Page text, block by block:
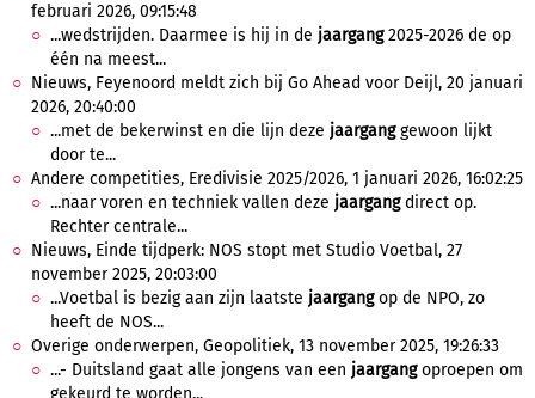
februari 2026, 09:15:48
...wedstrijden. Daarmee is hij in de jaargang2025-2026 de op
één na meest...
Nieuws, Feyenoord meldt zich bij Go Ahead voor Deijl, 20 januari
2026, 20:40:00
...met de bekerwinst en die lijn deze jaarganggewoon lijkt
door te...
Andere competities, Eredivisie 2025/2026, 1 januari 2026, 16:02:25
...naar voren en techniek vallen deze jaargangdirect op.
Rechter centrale...
Nieuws, Einde tijdperk: NOS stopt met Studio Voetbal, 27
november 2025, 20:03:00
...Voetbal is bezig aan zijn laatste jaargangop de NPO, zo
heeft de NOS...
Overige onderwerpen, Geopolitiek, 13 november 2025, 19:26:33
...- Duitsland gaat alle jongens van een jaargangoproepen om
gekeurd te worden...